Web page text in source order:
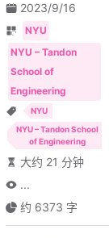
2023/9/16
NYU
NYU – Tandon
School of
Engineering
NYU
NYU – Tandon School
of Engineering
大约 21 分钟
...
约 6373 字